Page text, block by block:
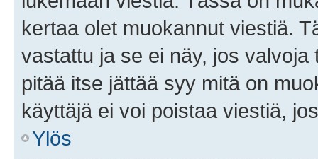
kertaa olet muokannut viestiä.
vastattu ja se ei näy, jos
pitää itse jättää syy mitä on
käyttäjä ei voi poistaa viestiä,
Ylös